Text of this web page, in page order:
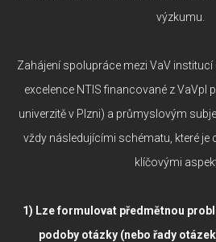
výzkumu.
Zahájení spolupráce mezi VaV
excelence NTIS financované z VaVpI
univerzitě v Plzni) a průmyslovým
vždy následujícími schématu, které je
klíčovými
1) Lze formulovat předmětnou
podoby otázky (nebo řady